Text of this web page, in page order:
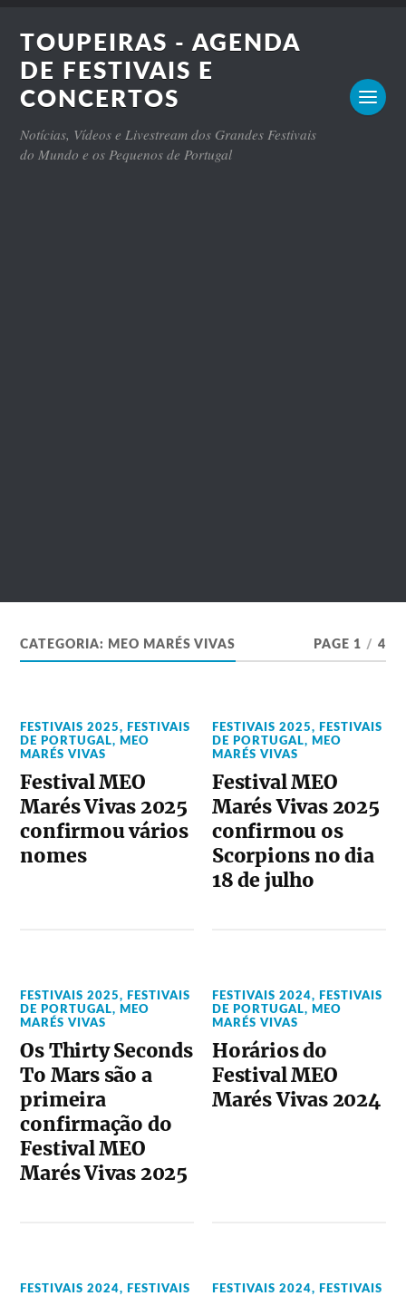
TOUPEIRAS - AGENDA
DE FESTIVAIS E
CONCERTOS
Notícias, Vídeos e Livestream dos Grandes Festivais
do Mundo e os Pequenos de Portugal
CATEGORIA: MEO MARÉS VIVAS PAGE 1 / 4
FESTIVAIS 2025,
FESTIVAIS
DE PORTUGAL, MEO
MARÉS VIVAS
Festival MEO
Marés Vivas 2025
confirmou vários
nomes
FESTIVAIS 2025,
FESTIVAIS
DE PORTUGAL, MEO
MARÉS VIVAS
Festival MEO
Marés Vivas 2025
confirmou os
Scorpions no dia
18 de julho
FESTIVAIS 2025,
FESTIVAIS
DE PORTUGAL, MEO
MARÉS VIVAS
Os Thirty Seconds
To Mars são a
primeira
confirmação do
Festival MEO
Marés Vivas 2025
FESTIVAIS 2024,
FESTIVAIS
DE PORTUGAL, MEO
MARÉS VIVAS
Horários do
Festival MEO
Marés Vivas 2024
FESTIVAIS 2024,
FESTIVAIS
FESTIVAIS 2024,
FESTIVAIS